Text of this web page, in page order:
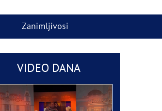
Zanimljivosi
VIDEO DANA